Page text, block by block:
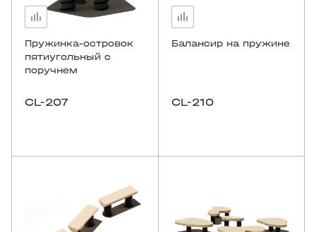
Пружинка-островок
пятиугольный с
поручнем
CL-207
Балансир на пружине
CL-210